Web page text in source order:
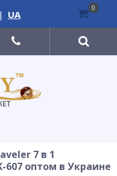
7 в 1
оптом в Украине
| UA
0